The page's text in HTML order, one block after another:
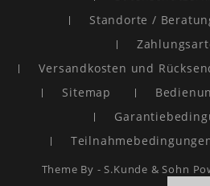
Standorte /
Versandkosten und
Sitemap
Theme By -S.Kunde & Sohn